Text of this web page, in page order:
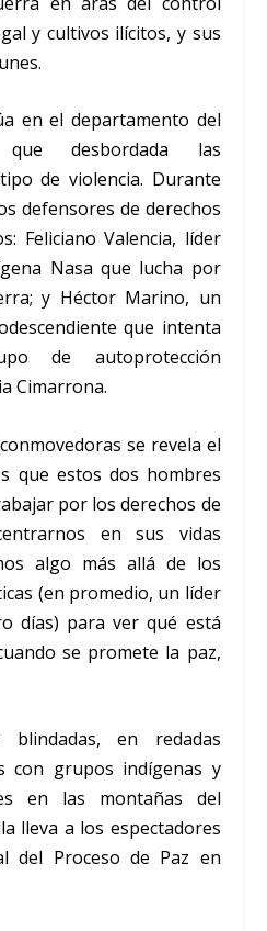
y cultivos ilícitos, y sus
en el departamento del
desbordada las
de violencia. Durante
defensores de derechos
Feliciano Valencia, líder
Nasa que lucha por
y Héctor Marino, un
que intenta
de autoprotección
Cimarrona.
se revela el
que estos dos hombres
por los derechos de
en sus vidas
algo más allá de los
(en promedio, un líder
días) para ver qué está
se promete la paz,
blindadas, en redadas
con grupos indígenas y
en las montañas del
lleva a los espectadores
del Proceso de Paz en